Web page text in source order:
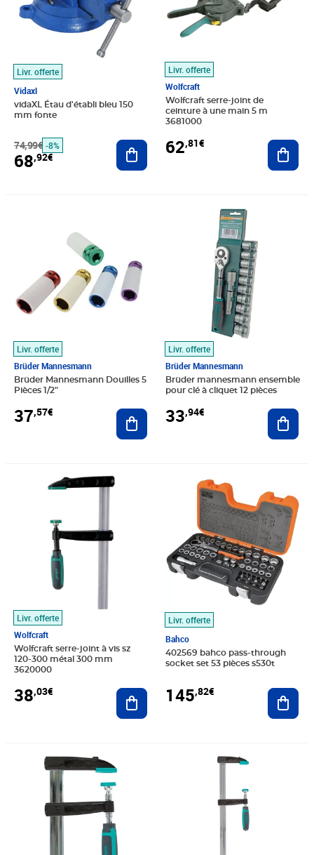
Livr. offerte
Vidaxl
vidaXL Étau d'établi bleu 150
mm fonte
74,99€ -8%
68,92€
Ajouter au panier
Livr. offerte
Wolfcraft
Wolfcraft serre-joint de
ceinture à une main 5 m
3681000
62,81€
Livr. offerte
Brüder Mannesmann
Brüder Mannesmann Douilles 5
Pièces 1/2"
37,57€ Ajouter au panier
Livr. offerte
Brüder Mannesmann
Brüder mannesmann ensemble
pour clé à cliquet 12 pièces
33,94€
Livr. offerte
Wolfcraft
Wolfcraft serre-joint à vis sz
120-300 métal 300 mm
3620000
38,03€
Prix 38,03€
Ajouter au panier
Livr. offerte
Bahco
402569 bahco pass-through
socket set 53 pièces s530t
145,82€
Prix 145,82€
Prix 38,60€